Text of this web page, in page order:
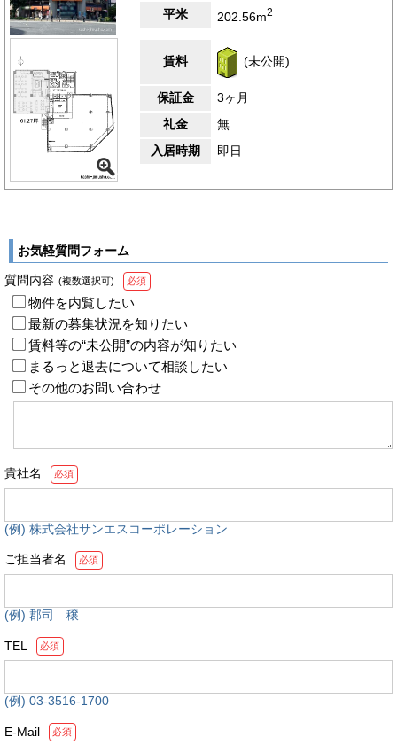
平米
202.56m2
賃料 (未公開)
保証金
3ヶ月
礼金
無
入居時期
即日
お気軽質問フォーム
質問内容 (複数選択可) 必須
物件を内覧したい
最新の募集状況を知りたい
賃料等の“未公開”の内容が知りたい
まるっと退去について相談したい
その他のお問い合わせ
貴社名 必須
(例) 株式会社サンエスコーポレーション
ご担当者名 必須
(例) 郡司 穣
TEL 必須
(例) 03-3516-1700
E-Mail 必須